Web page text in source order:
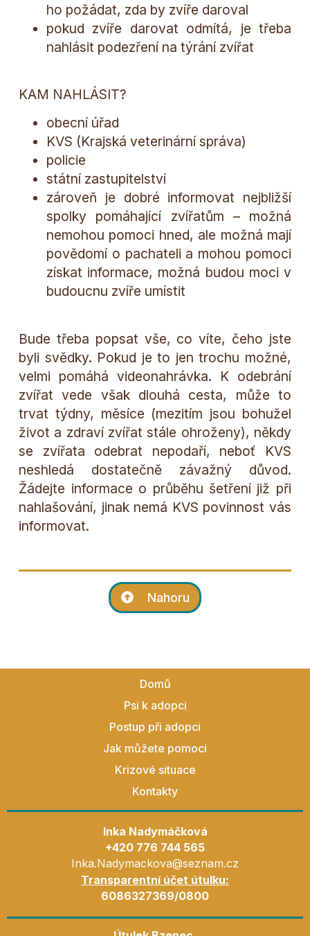
ho požádat, zda by zvíře daroval
pokud zvíře darovat odmítá, je třeba
nahlásit podezření na týrání zvířat
KAM NAHLÁSIT?
obecní úřad
KVS (Krajská veterinární správa)
policie
státní zastupitelství
zároveň je dobré informovat nejbližší
spolky pomáhající zvířatům – možná
nemohou pomoci hned, ale možná mají
povědomí o pachateli a mohou pomoci
získat informace, možná budou moci v
budoucnu zvíře umístit
Bude třeba popsat vše, co víte, čeho jste
byli svědky. Pokud je to jen trochu možné,
velmi pomáhá videonahrávka. K odebrání
zvířat vede však dlouhá cesta, může to
trvat týdny, měsíce (mezitím jsou bohužel
život a zdraví zvířat stále ohroženy), někdy
se zvířata odebrat nepodaří, neboť KVS
neshledá dostatečně závažný důvod.
Žádejte informace o průběhu šetření již při
nahlašování, jinak nemá KVS povinnost vás
informovat.
Nahoru
Domů
Psi k adopci
Postup při adopci
Jak můžete pomoci
Krizové situace
Kontakty
Inka Nadymáčková
+420 776 744 565
Inka.Nadymackova@seznam.cz
Transparentní účet útulku:
6086327369/0800